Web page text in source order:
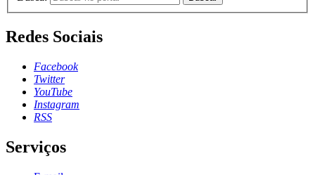
Redes Sociais
Facebook
Twitter
YouTube
Instagram
RSS
Serviços